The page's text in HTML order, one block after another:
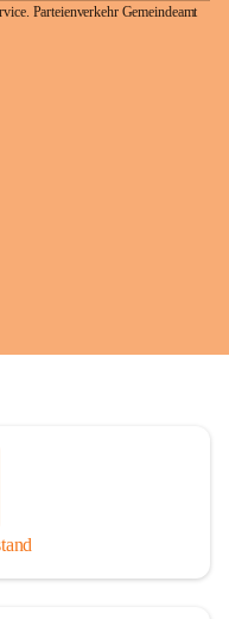
Parteienverkehr Gemeindeamt